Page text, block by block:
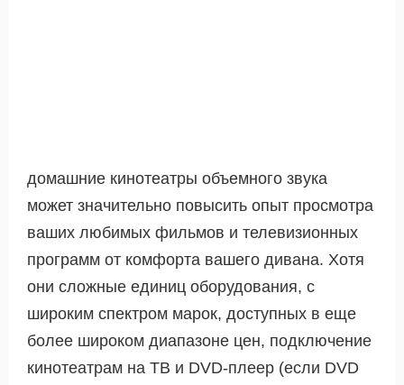
домашние кинотеатры объемного звука
может значительно повысить опыт просмотра
ваших любимых фильмов и телевизионных
программ от комфорта вашего дивана. Хотя
они сложные единиц оборудования, с
широким спектром марок, доступных в еще
более широком диапазоне цен, подключение
кинотеатрам на ТВ и DVD-плеер (если DVD